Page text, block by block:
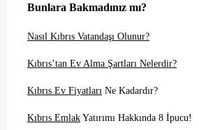
Bunlara Bakmadınız mı?
Nasıl Kıbrıs Vatandaşı Olunur?
Kıbrıs’tan Ev Alma Şartları Nelerdir?
Kıbrıs Ev Fiyatları Ne Kadardır?
Kıbrıs Emlak Yatırımı Hakkında 8 İpucu!